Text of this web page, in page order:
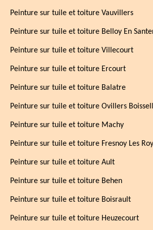
Peinture sur tuile et toiture Vauvillers
Peinture sur tuile et toiture Belloy En
Peinture sur tuile et toiture Villecourt
Peinture sur tuile et toiture Ercourt
Peinture sur tuile et toiture Balatre
Peinture sur tuile et toiture Ovillers
Peinture sur tuile et toiture Machy
Peinture sur tuile et toiture Fresnoy Les
Peinture sur tuile et toiture Ault
Peinture sur tuile et toiture Behen
Peinture sur tuile et toiture Boisrault
Peinture sur tuile et toiture Heuzecourt